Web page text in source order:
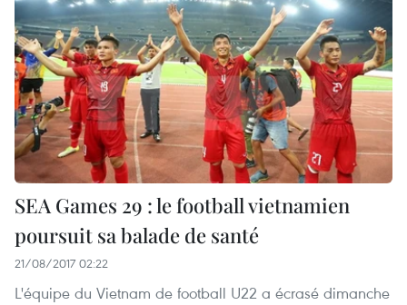
SEA Games 29 : le football vietnamien
poursuit sa balade de santé
21/08/2017 02:22
L'équipe du Vietnam de football U22 a écrasé dimanche